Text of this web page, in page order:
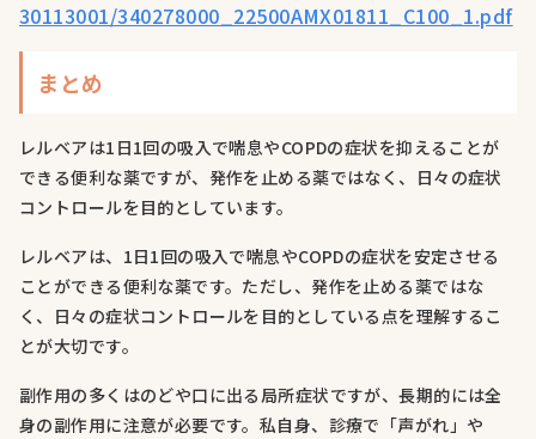
30113001/340278000_22500AMX01811_C100_1.pdf
まとめ
レルベアは1日1回の吸入で喘息やCOPDの症状を抑えることが
できる便利な薬ですが、発作を止める薬ではなく、日々の症状
コントロールを目的としています。
レルベアは、1日1回の吸入で喘息やCOPDの症状を安定させる
ことができる便利な薬です。ただし、発作を止める薬ではな
く、日々の症状コントロールを目的としている点を理解するこ
とが大切です。
副作用の多くはのどや口に出る局所症状ですが、長期的には全
身の副作用に注意が必要です。私自身、診療で「声がれ」や